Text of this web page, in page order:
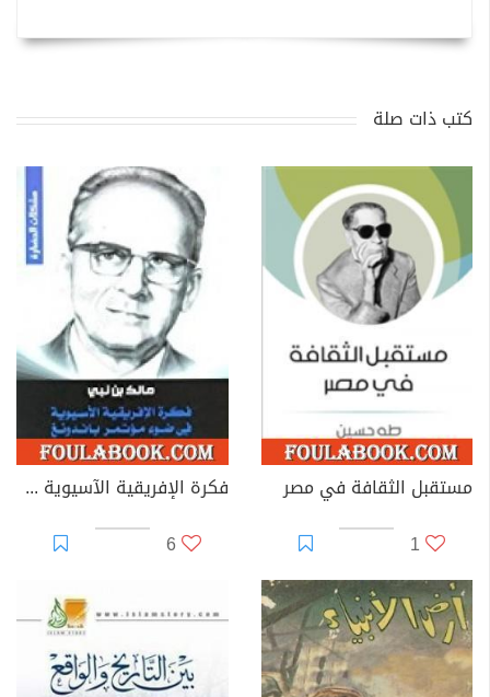
كتب ذات صلة
مستقبل الثقافة في مصر
1
فكرة الإفريقية الآسيوية في ضوء مؤتمر باندونغ
6